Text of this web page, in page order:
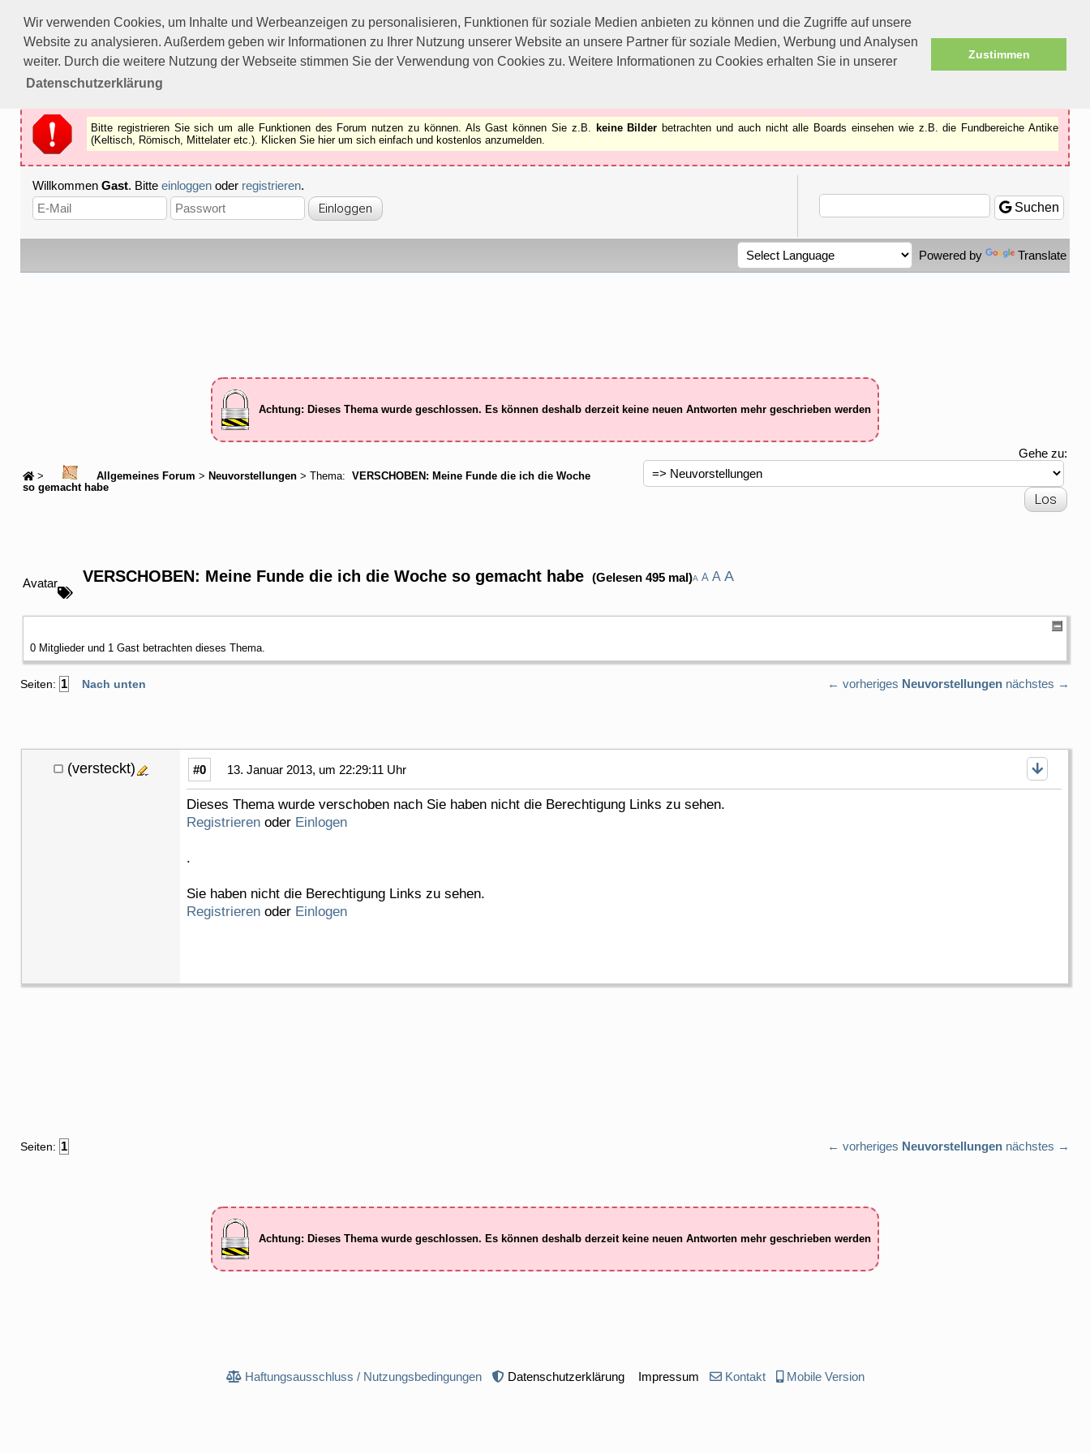
Wir verwenden Cookies, um Inhalte und Werbeanzeigen zu personalisieren, Funktionen für soziale Medien anbieten zu können und die Zugriffe auf unsere
Website zu analysieren. Außerdem geben wir Informationen zu Ihrer Nutzung unserer Website an unsere Partner für soziale Medien, Werbung und Analysen
weiter. Durch die weitere Nutzung der Webseite stimmen Sie der Verwendung von Cookies zu. Weitere Informationen zu Cookies erhalten Sie in unserer
Datenschutzerklärung
Zustimmen
Bitte registrieren Sie sich um alle Funktionen des Forums nutzen zu können.
Als Gast können Sie z.B.keine Bilderbetrachten.
Registrieren
Schliessen
Bitte registrieren Sie sich um alle Funktionen des Forum nutzen zu können. Als Gast können Sie z.B. keine Bilder betrachten und auch nicht alle Boards einsehen wie z.B. die Fundbereiche Antike
(Keltisch, Römisch, Mittelater etc.). Klicken Sie hier um sich einfach und kostenlos anzumelden.
Willkommen Gast. Bitte einloggen oder registrieren.
Suchen
Powered by Translate
Achtung: Dieses Thema wurde geschlossen. Es können deshalb derzeit keine neuen Antworten mehr geschrieben werden
> Allgemeines Forum > Neuvorstellungen > Thema:
VERSCHOBEN: Meine Funde die ich die Woche
so gemacht habe
Gehe zu:
Avatar VERSCHOBEN: Meine Funde die ich die Woche so gemacht habe (Gelesen 495 mal)A A A A
0 Mitglieder und 1 Gast betrachten dieses Thema.
Seiten: 1 Nach unten ← vorheriges Neuvorstellungen nächstes →
(versteckt) #0 13. Januar 2013, um 22:29:11 Uhr
Dieses Thema wurde verschoben nach Sie haben nicht die Berechtigung Links zu sehen.
Registrieren oder Einlogen
.
Sie haben nicht die Berechtigung Links zu sehen.
Registrieren oder Einlogen
Seiten: 1 ← vorheriges Neuvorstellungen nächstes →
Achtung: Dieses Thema wurde geschlossen. Es können deshalb derzeit keine neuen Antworten mehr geschrieben werden
Haftungsausschluss / Nutzungsbedingungen Datenschutzerklärung Impressum Kontakt Mobile Version